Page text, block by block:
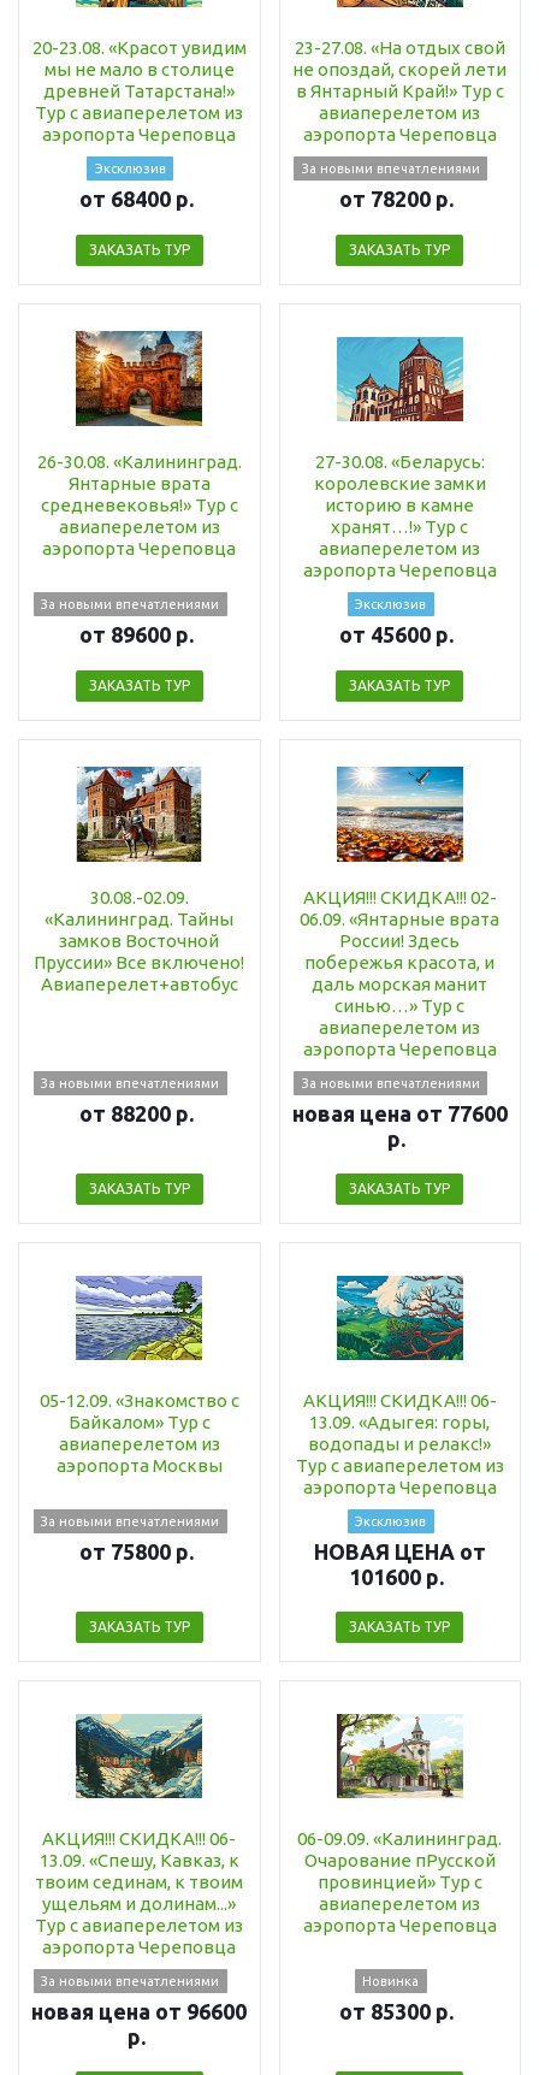
20-23.08. «Красот увидим
мы не мало в столице
древней Татарстана!»
Тур с авиаперелетом из
аэропорта Череповца
Эксклюзив
от 68400 р.
ЗАКАЗАТЬ ТУР
23-27.08. «На отдых свой
не опоздай, скорей лети
в Янтарный Край!» Тур с
авиаперелетом из
аэропорта Череповца
За новыми впечатлениями
от 78200 р.
ЗАКАЗАТЬ ТУР
26-30.08. «Калининград.
Янтарные врата
средневековья!» Тур с
авиаперелетом из
аэропорта Череповца
За новыми впечатлениями
от 89600 р.
ЗАКАЗАТЬ ТУР
27-30.08. «Беларусь:
королевские замки
историю в камне
хранят…!» Тур с
авиаперелетом из
аэропорта Череповца
Эксклюзив
от 45600 р.
ЗАКАЗАТЬ ТУР
30.08.-02.09.
«Калининград. Тайны
замков Восточной
Пруссии» Все включено!
Авиаперелет+автобус
За новыми впечатлениями
от 88200 р.
ЗАКАЗАТЬ ТУР
АКЦИЯ!!! СКИДКА!!! 02-
06.09. «Янтарные врата
России! Здесь
побережья красота, и
даль морская манит
синью…» Тур с
авиаперелетом из
аэропорта Череповца
За новыми впечатлениями
новая цена от 77600
р.
ЗАКАЗАТЬ ТУР
05-12.09. «Знакомство с
Байкалом» Тур с
авиаперелетом из
аэропорта Москвы
За новыми впечатлениями
от 75800 р.
ЗАКАЗАТЬ ТУР
АКЦИЯ!!! СКИДКА!!! 06-
13.09. «Адыгея: горы,
водопады и релакс!»
Тур с авиаперелетом из
аэропорта Череповца
Эксклюзив
НОВАЯ ЦЕНА от
101600 р.
ЗАКАЗАТЬ ТУР
АКЦИЯ!!! СКИДКА!!! 06-
13.09. «Спешу, Кавказ, к
твоим сединам, к твоим
ущельям и долинам...»
Тур с авиаперелетом из
аэропорта Череповца
За новыми впечатлениями
новая цена от 96600
р.
06-09.09. «Калининград.
Очарование пРусской
провинцией» Тур с
авиаперелетом из
аэропорта Череповца
Новинка
от 85300 р.